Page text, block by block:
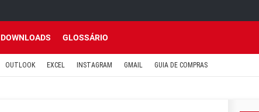
DOWNLOADS GLOSSÁRIO
OUTLOOK EXCEL INSTAGRAM GMAIL GUIA DE COMPRAS